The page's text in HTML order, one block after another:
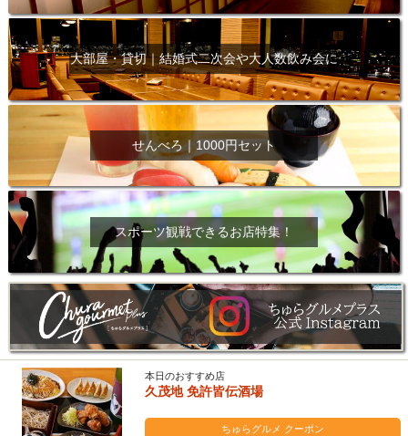
大部屋・貸切｜結婚式二次会や大人数飲み会に
せんべろ｜1000円セット
スポーツ観戦できるお店特集！
本日のおすすめ店
久茂地 免許皆伝酒場
ちゅらグルメ クーポン